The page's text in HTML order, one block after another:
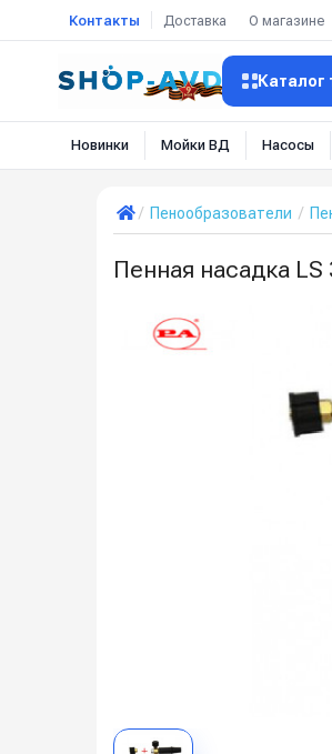
Контакты Доставка О магазине
Каталог
Новинки Мойки ВД Насосы
Пенообразователи
Пенная насадка